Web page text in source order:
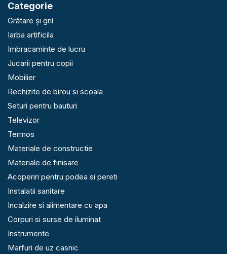
Categorie
Grătare și gril
Iarba artificila
Imbracaminte de lucru
Jucarii pentru copii
Mobilier
Rechizite de birou si scoala
Seturi pentru bauturi
Televizor
Termos
Materiale de constructie
Materiale de finisare
Acoperiri pentru podea si pereti
Instalatii sanitare
Incalzire si alimentare cu apa
Corpuri si surse de iluminat
Instrumente
Marfuri de uz casnic